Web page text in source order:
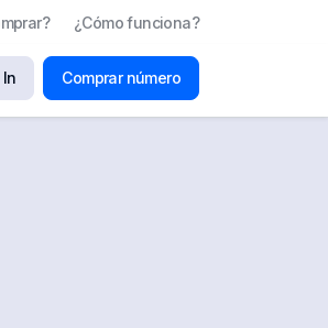
¿Cómo funciona?
Comprar número